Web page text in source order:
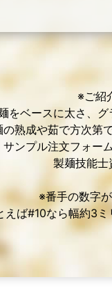
※ご紹
をベースに太さ、グ
の熟成や茹で方次第
サンプル注文フォー
製麺技能士
※番手の数字
えば#10なら幅約3ミ